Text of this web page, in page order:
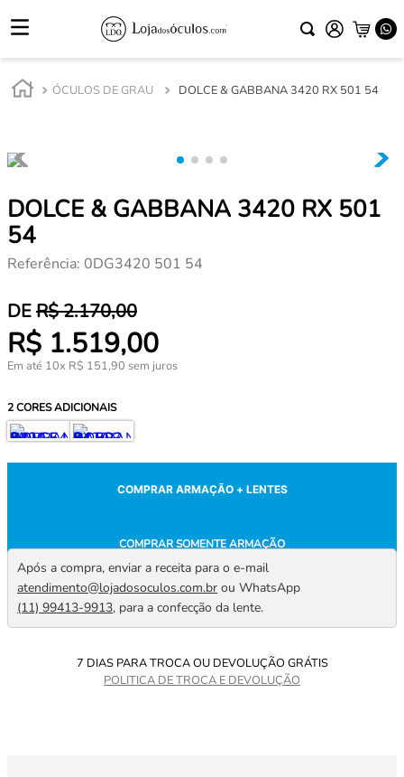
ÓCULOS DE GRAU DOLCE & GABBANA 3420 RX 501 54
DOLCE & GABBANA 3420 RX 501
54
Referência: 0DG3420 501 54
R$2.170,00
R$ 1.519,00
Em até 10x R$ 151,90 sem juros
2CORES ADICIONAIS
COMPRAR ARMAÇÃO + LENTES
COMPRAR SOMENTE ARMAÇÃO
Após a compra, enviar a receita para o e-mail
atendimento@lojadosoculos.com.br ou WhatsApp
(11) 99413-9913, para a confecção da lente.
7 DIAS PARA TROCA OU DEVOLUÇÃO GRÁTIS
POLITICA DE TROCA E DEVOLUÇÃO